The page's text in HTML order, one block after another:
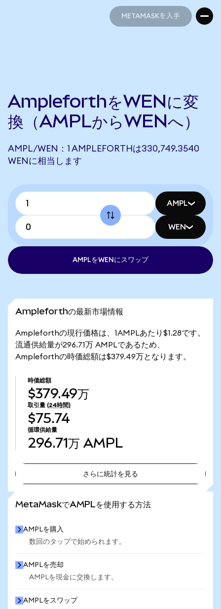
METAMASKを入手
AmpleforthをWENに変
換（AMPLからWENへ）
AMPL/WEN：1 AMPLEFORTHは330,749.3540
WENに相当します
AMPL
WEN
AMPLをWENにスワップ
Ampleforthの最新市場情報
Ampleforthの現行価格は、1AMPLあたり$1.28です。
流通供給量が296.71万 AMPLであるため、
Ampleforthの時価総額は$379.49万となります。
時価総額
$379.49万
取引量 (24時間)
$75.74
循環供給量
296.71万 AMPL
さらに統計を見る
MetaMaskでAMPLを使用する方法
AMPLを購入
数回のタップで始められます。
AMPLを売却
AMPLを現金に交換します。
AMPLをスワップ